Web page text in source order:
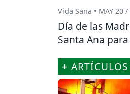
Vida Sana • MAY 20
Día de las
Santa Ana
+ ARTÍCULOS